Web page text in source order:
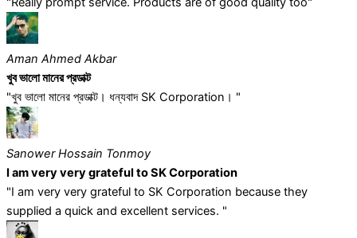
Aman Ahmed Akbar
খুব ভালো মানের প্রডাক্ট
"খুব ভালো মানের প্রডাক্ট। ধন্যবাদ SK Corporation। "
Sanower Hossain Tonmoy
I am very very grateful to SK Corporation
"I am very very grateful to SK Corporation because they
supplied a quick and excellent services. "